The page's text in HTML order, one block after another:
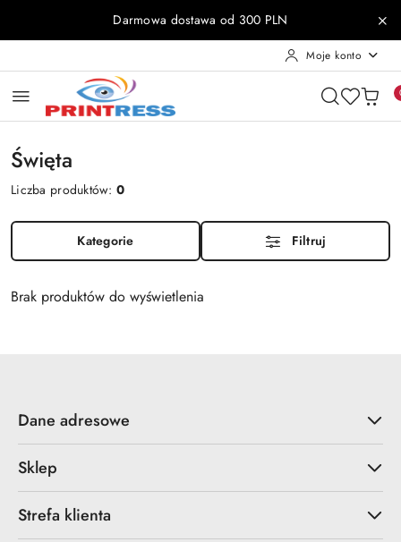
Przejdź do treści głównej
Przejdź do wyszukiwarki
Przejdź do moje konto
Przejdź do menu głównego
Przejdź do stopkiDarmowa dostawa od 300 PLN
Moje konto
Święta
Liczba produktów:0
Kategorie Filtruj
Brak produktów do wyświetlenia
Dane adresowe
Sklep
Strefa klienta